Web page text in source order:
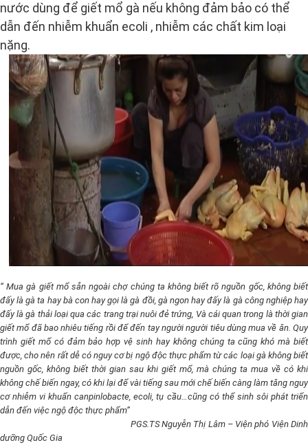
nước dùng để giết mổ gà nếu không đảm bảo có thể
dẫn đến nhiễm khuẩn ecoli , nhiễm các chất kim loại
nặng.
“ Mua gà giết mổ sẵn ngoài chợ chúng ta không biết rõ nguồn gốc, không biết
đấy là gà ta hay bà con hay gọi là gà đồi, gà ngon hay đấy là gà công nghiệp hay
đấy là gà thải loại qua các trang trại nuôi đẻ trứng, Và cái quan trong là thời gian
giết mổ đã bao nhiêu tiếng rồi để đến tay người người tiêu dùng mua về ăn. Quy
trình giết mổ có đảm bảo hợp vệ sinh hay không chúng ta cũng khó mà biết
được, cho nên rất dễ có nguy cơ bị ngộ độc thực phẩm từ các loại gà không biết
nguồn gốc, không biết thời gian sau khi giết mổ, mà chúng ta mua về có khi
không chế biến ngay, có khi lại để vài tiếng sau mới chế biến càng làm tăng nguy
cơ nhiễm vi khuẩn canpinlobacte, ecoli, tụ cầu…cũng có thể sinh sôi phát triển
dẫn đến việc ngộ độc thực phẩm”
PGS.TS Nguyễn Thị Lâm – Viện phó Viện Dinh
dưỡng Quốc Gia